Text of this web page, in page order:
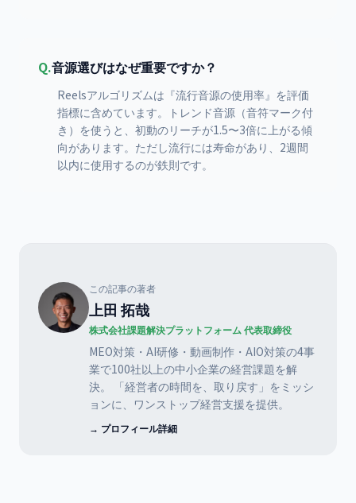
Q.音源選びはなぜ重要ですか？
Reelsアルゴリズムは『流行音源の使用率』を評価
指標に含めています。トレンド音源（音符マーク付
き）を使うと、初動のリーチが1.5〜3倍に上がる傾
向があります。ただし流行には寿命があり、2週間
以内に使用するのが鉄則です。
この記事の著者
上田 拓哉
株式会社課題解決プラットフォーム 代表取締役
MEO対策・AI研修・動画制作・AIO対策の4事
業で100社以上の中小企業の経営課題を解
決。 「経営者の時間を、取り戻す」をミッシ
ョンに、ワンストップ経営支援を提供。
→ プロフィール詳細